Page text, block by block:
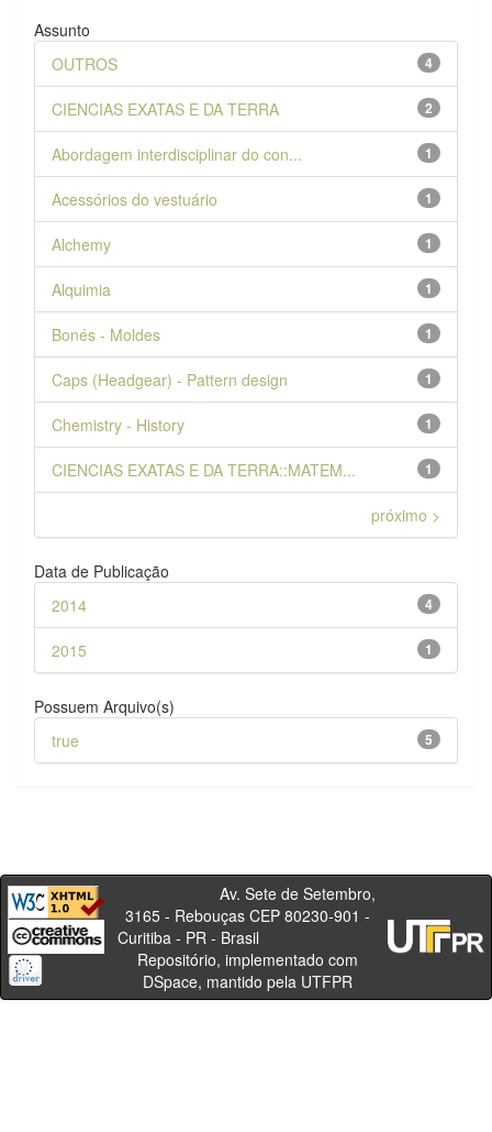
Assunto
4
OUTROS
2
CIENCIAS EXATAS E DA TERRA
1
Abordagem interdisciplinar do con...
1
Acessórios do vestuário
1
Alchemy
1
Alquimia
1
Bonés - Moldes
1
Caps (Headgear) - Pattern design
1
Chemistry - History
1
CIENCIAS EXATAS E DA TERRA::MATEM...
próximo >
Data de Publicação
4
2014
1
2015
Possuem Arquivo(s)
5
true
Av. Sete de Setembro,
3165 - Rebouças CEP 80230-901 -
Curitiba - PR - Brasil
Repositório, implementado com
DSpace, mantido pela UTFPR